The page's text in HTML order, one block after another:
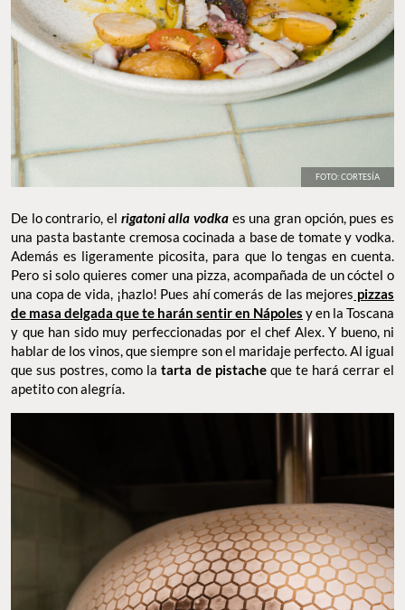
FOTO: CORTESÍA
De lo contrario, el rigatoni alla vodkaes una gran opción, pues es
una pasta bastante cremosa cocinada a base de tomate y vodka.
Además es ligeramente picosita, para que lo tengas en cuenta.
Pero si solo quieres comer una pizza, acompañada de un cóctel o
una copa de vida, ¡hazlo! Pues ahí comerás de las mejorespizzas
de masa delgada que te harán sentir en Nápoles
y que han sido muy perfeccionadas por el chef Alex. Y bueno, ni
hablar de los vinos, que siempre son el maridaje perfecto. Al igual
que sus postres, como la
que te hará cerrar el
apetito con alegría.